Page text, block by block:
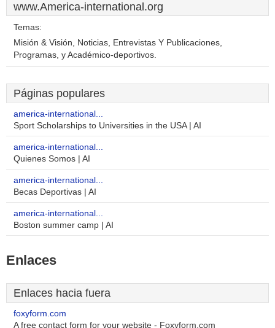
www.America-international.org
Temas:
Misión & Visión, Noticias, Entrevistas Y Publicaciones,
Programas, y Académico-deportivos.
Páginas populares
america-international...
Sport Scholarships to Universities in the USA | AI
america-international...
Quienes Somos | AI
america-international...
Becas Deportivas | AI
america-international...
Boston summer camp | AI
Enlaces
Enlaces hacia fuera
foxyform.com
A free contact form for your website - Foxyform.com